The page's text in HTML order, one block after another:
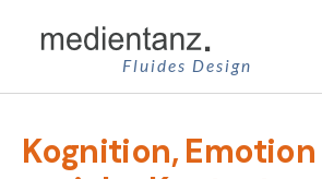
Inhalt
springen
Fluides Design
Kognition,